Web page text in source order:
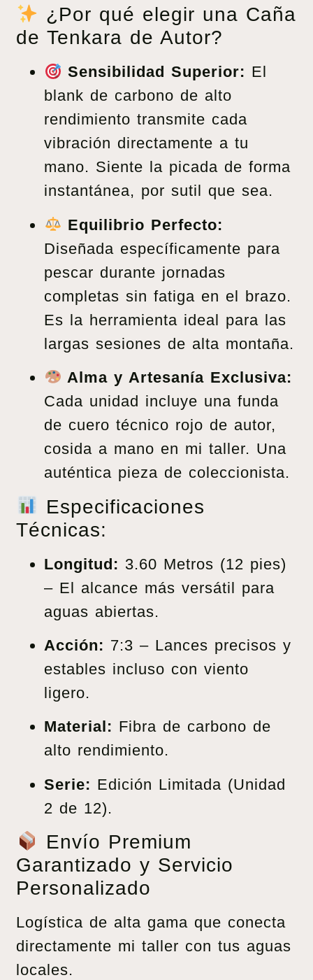
¿Por qué elegir una Caña
de Tenkara de Autor?
Sensibilidad Superior: El
blank de carbono de alto
rendimiento transmite cada
vibración directamente a tu
mano. Siente la picada de forma
instantánea, por sutil que sea.
Equilibrio Perfecto:
Diseñada específicamente para
pescar durante jornadas
completas sin fatiga en el brazo.
Es la herramienta ideal para las
largas sesiones de alta montaña.
Alma y Artesanía Exclusiva:
Cada unidad incluye una funda
de cuero técnico rojo de autor,
cosida a mano en mi taller. Una
auténtica pieza de coleccionista.
Especificaciones
Técnicas:
Longitud: 3.60 Metros (12 pies)
– El alcance más versátil para
aguas abiertas.
Acción: 7:3 – Lances precisos y
estables incluso con viento
ligero.
Material: Fibra de carbono de
alto rendimiento.
Serie: Edición Limitada (Unidad
2 de 12).
Envío Premium
Garantizado y Servicio
Personalizado
Logística de alta gama que conecta
directamente mi taller con tus aguas
locales.